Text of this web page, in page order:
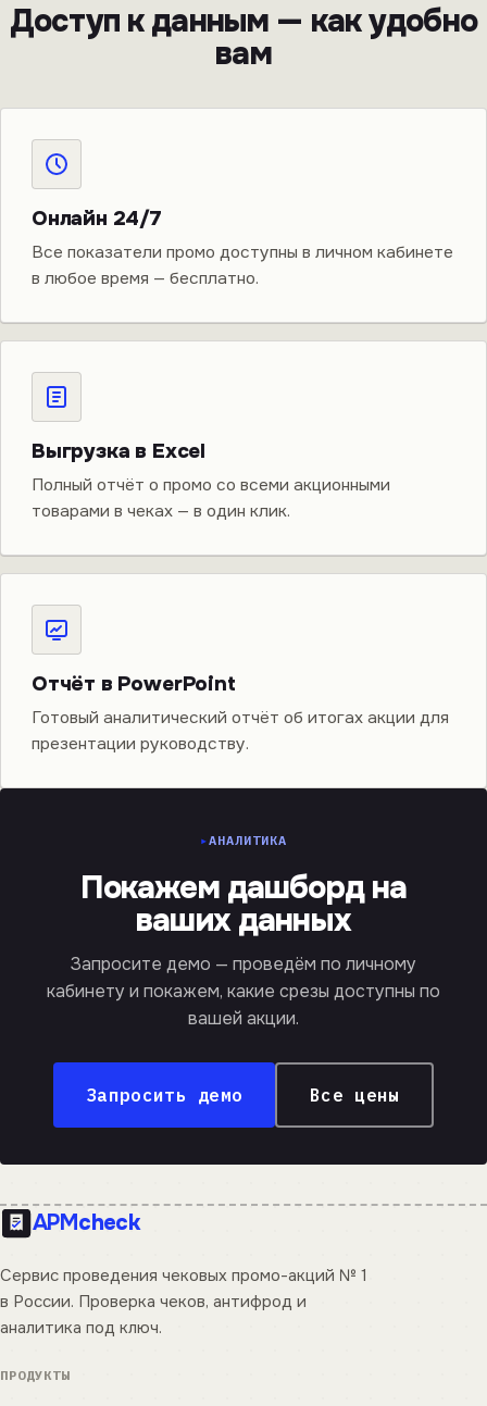
Доступ к данным — как удобно
вам
Онлайн 24/7
Все показатели промо доступны в личном кабинете
в любое время — бесплатно.
Выгрузка в Excel
Полный отчёт о промо со всеми акционными
товарами в чеках — в один клик.
Отчёт в PowerPoint
Готовый аналитический отчёт об итогах акции для
презентации руководству.
АНАЛИТИКА
Покажем дашборд на
ваших данных
Запросите демо — проведём по личному
кабинету и покажем, какие срезы доступны по
вашей акции.
Запросить демо Все цены
APMcheck
Сервис проведения чековых промо-акций № 1
в России. Проверка чеков, антифрод и
аналитика под ключ.
ПРОДУКТЫ